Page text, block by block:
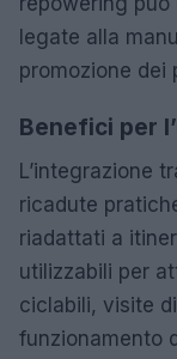
legate alla
promozione dei
Benefici per
L’integrazione
ricadute
riadattati a
utilizzabili per
ciclabili, visite
funzionamento